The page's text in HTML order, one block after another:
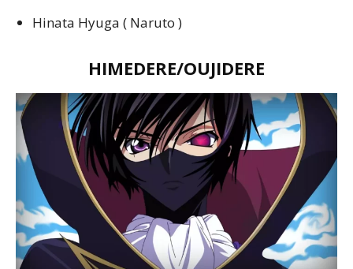
Hinata Hyuga ( Naruto )
HIMEDERE/OUJIDERE